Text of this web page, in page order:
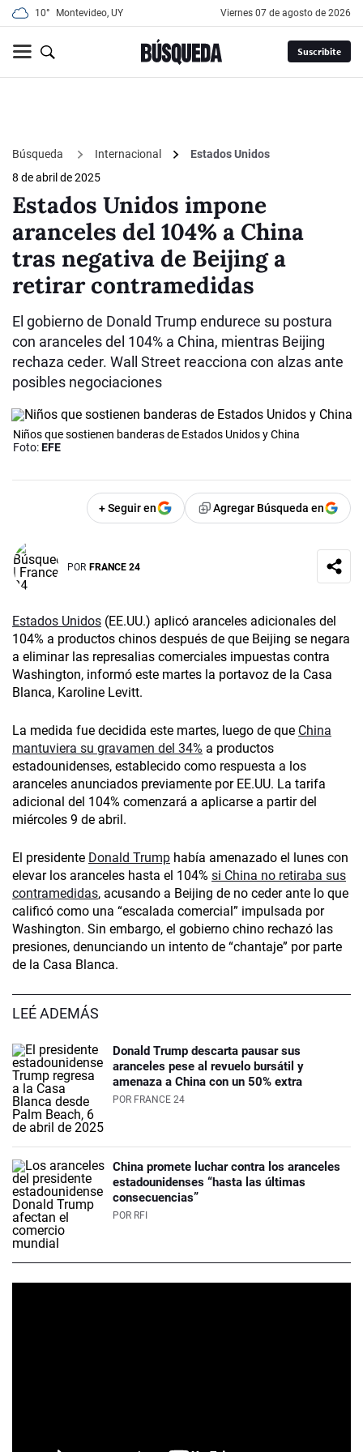
10° Montevideo, UY viernes 07 de agosto de 2026
Suscribite
Búsqueda Internacional
Estados Unidos
8 de abril de 2025
Estados Unidos impone
aranceles del 104% a China
tras negativa de Beijing a
retirar contramedidas
El gobierno de Donald Trump endurece su postura
con aranceles del 104% a China, mientras Beijing
rechaza ceder. Wall Street reacciona con alzas ante
posibles negociaciones
Niños que sostienen banderas de Estados Unidos y China
Foto:EFE
+ Seguir en Agregar Búsqueda en
POR FRANCE 24
Estados Unidos (EE.UU.) aplicó aranceles adicionales del
104% a productos chinos después de que Beijing se negara
a eliminar las represalias comerciales impuestas contra
Washington, informó este martes la portavoz de la Casa
Blanca, Karoline Levitt.
La medida fue decidida este martes, luego de que China
mantuviera su gravamen del 34% a productos
estadounidenses, establecido como respuesta a los
aranceles anunciados previamente por EE.UU. La tarifa
adicional del 104% comenzará a aplicarse a partir del
miércoles 9 de abril.
El presidente Donald Trump había amenazado el lunes con
elevar los aranceles hasta el 104% si China no retiraba sus
contramedidas, acusando a Beijing de no ceder ante lo que
calificó como una “escalada comercial” impulsada por
Washington. Sin embargo, el gobierno chino rechazó las
presiones, denunciando un intento de “chantaje” por parte
de la Casa Blanca.
LEÉ ADEMÁS
Donald Trump descarta pausar sus
aranceles pese al revuelo bursátil y
amenaza a China con un 50% extra
POR FRANCE 24
China promete luchar contra los aranceles
estadounidenses “hasta las últimas
consecuencias”
POR RFI